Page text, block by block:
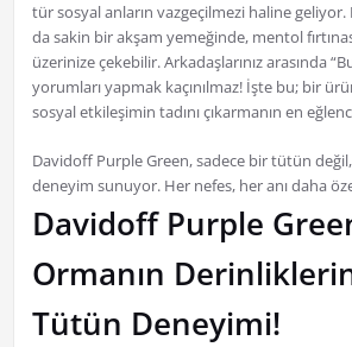
tür sosyal anların vazgeçilmezi haline
da sakin bir akşam yemeğinde, mentol
üzerinize çekebilir. Arkadaşlarınız arasında
yorumları yapmak kaçınılmaz! İşte bu; bir
sosyal etkileşimin tadını çıkarmanın en
Davidoff Purple Green, sadece bir tütün
deneyim sunuyor. Her nefes, her anı daha
Davidoff Purple
Ormanın
Tütün Deneyimi!